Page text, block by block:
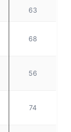
63
68
56
74